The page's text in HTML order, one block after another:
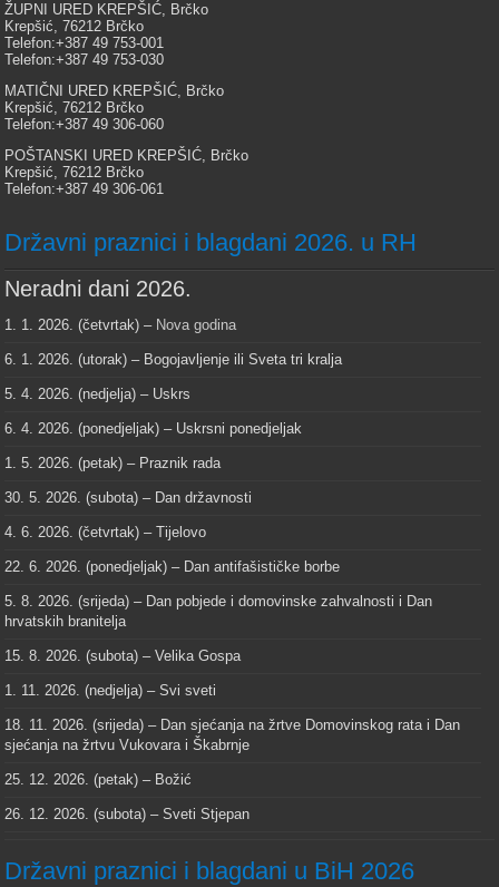
ŽUPNI URED KREPŠIĆ, Brčko
Krepšić, 76212 Brčko
Telefon:+387 49 753-001
Telefon:+387 49 753-030
MATIČNI URED KREPŠIĆ, Brčko
Krepšić, 76212 Brčko
Telefon:+387 49 306-060
POŠTANSKI URED KREPŠIĆ, Brčko
Krepšić, 76212 Brčko
Telefon:+387 49 306-061
Državni praznici i blagdani 2026. u RH
Neradni dani 2026.
1. 1. 2026. (četvrtak) – Nova godina
6. 1. 2026. (utorak) – Bogojavljenje ili Sveta tri kralja
5. 4. 2026. (nedjelja) – Uskrs
6. 4. 2026. (ponedjeljak) – Uskrsni ponedjeljak
1. 5. 2026. (petak) – Praznik rada
30. 5. 2026. (subota) – Dan državnosti
4. 6. 2026. (četvrtak) – Tijelovo
22. 6. 2026. (ponedjeljak) – Dan antifašističke borbe
5. 8. 2026. (srijeda) – Dan pobjede i domovinske zahvalnosti i Dan
hrvatskih branitelja
15. 8. 2026. (subota) – Velika Gospa
1. 11. 2026. (nedjelja) – Svi sveti
18. 11. 2026. (srijeda) – Dan sjećanja na žrtve Domovinskog rata i Dan
sjećanja na žrtvu Vukovara i Škabrnje
25. 12. 2026. (petak) – Božić
26. 12. 2026. (subota) – Sveti Stjepan
Državni praznici i blagdani u BiH 2026